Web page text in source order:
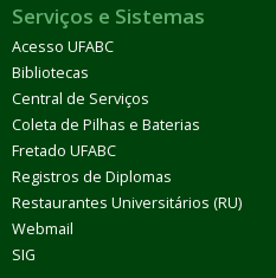
Serviços e Sistemas
Acesso UFABC
Bibliotecas
Central de Serviços
Coleta de Pilhas e Baterias
Fretado UFABC
Registros de Diplomas
Restaurantes Universitários (RU)
Webmail
SIG